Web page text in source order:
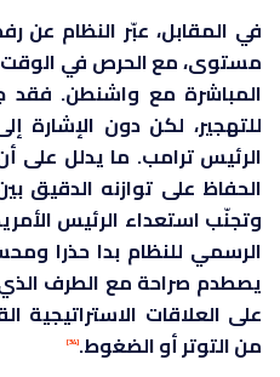
في المقابل، عبّر النظام عن
مستوى، مع الحرص في
المباشرة مع واشنطن. فقد
للتهجير، لكن دون الإشارة
الرئيس ترامب. ما يدلل على
الحفاظ على توازنه
وتجنّب استعداء الرئيس
الرسمي للنظام بدا حذرا
يصطدم صراحة مع الطرف
على العلاقات الاستراتيجية
من التوتر أو الضغوط.[34]